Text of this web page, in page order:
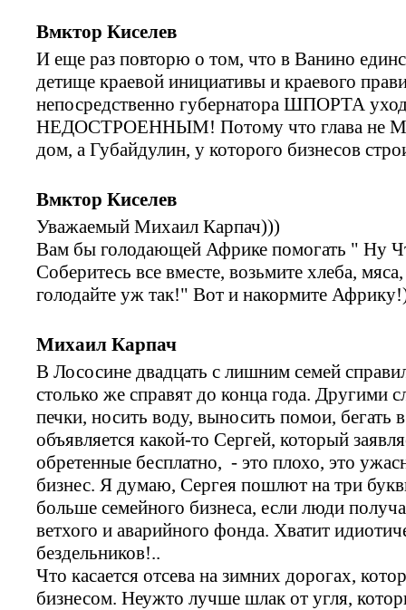
Вмктор Киселев
И еще раз повторю о том, что в Ванино
детище краевой инициативы и краевого
непосредственно губернатора ШПОРТА
НЕДОСТРОЕННЫМ! Потому что глава не
дом, а Губайдулин, у которого бизнесов
Вмктор Киселев
Уважаемый Михаил Карпач)))
Вам бы голодающей Африке помогать " Ну
Соберитесь все вместе, возьмите хлеба,
голодайте уж так!" Вот и накормите
Михаил Карпач
В Лососине двадцать с лишним семей
столько же справят до конца года. Другими
печки, носить воду, выносить помои, бегать
объявляется какой-то Сергей, который
обретенные бесплатно, - это плохо, это
бизнес. Я думаю, Сергея пошлют на три
больше семейного бизнеса, если люди
ветхого и аварийного фонда. Хватит
бездельников!..
Что касается отсева на зимних дорогах,
бизнесом. Неужто лучше шлак от угля,